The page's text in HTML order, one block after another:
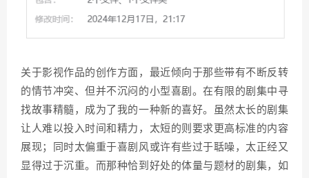
关于影视作品的创作方面，最近倾向于那些带有不断反转
的情节冲突、但并不沉闷的小型喜剧。在有限的剧集中寻
找故事精髓，成为了我的一种新的喜好。虽然太长的剧集
让人难以投入时间和精力，太短的则要求更高标准的内容
展现；同时太偏重于喜剧风或许有些过于聒噪，太正经又
显得过于沉重。而那种恰到好处的体量与题材的剧集，如